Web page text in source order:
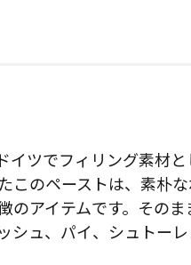
イツでフィリング素材
このペーストは、素朴
のアイテムです。その
シュ、パイ、シュトー